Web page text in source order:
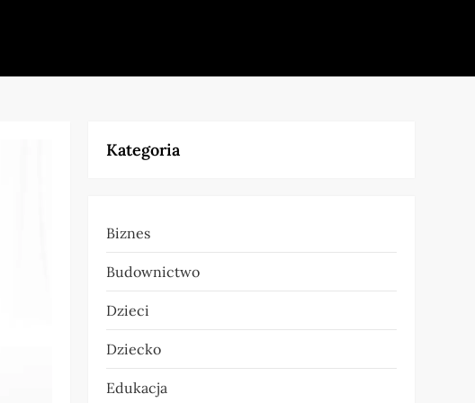
Kategoria
Biznes
Budownictwo
Dzieci
Dziecko
Edukacja